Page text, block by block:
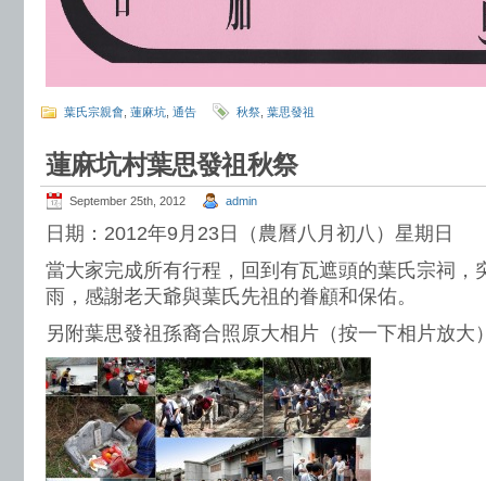
葉氏宗親會 蓮麻坑 通告 秋祭 葉思發祖
蓮麻坑村葉思發祖秋祭
September 25th, 2012 admin
日期：2012年9月23日（農曆八月初八）星期日
當大家完成所有行程，回到有瓦遮頭的葉氏宗祠，
雨，感謝老天爺與葉氏先祖的眷顧和保佑。
另附葉思發祖孫裔合照原大相片（按一下相片放大